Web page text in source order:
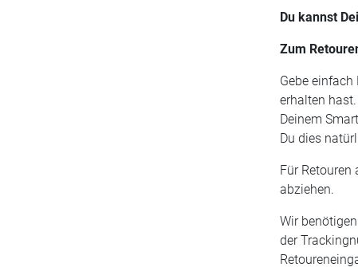
Du kannst
Zum
Gebe
erhalten
Deinem
Du dies
Für Retouren
abziehen.
Wir
der